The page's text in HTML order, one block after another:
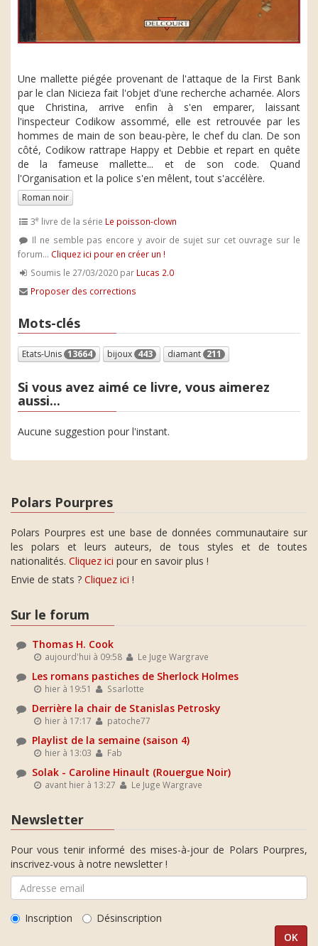
Une mallette piégée provenant de l'attaque de la First Bank
par le clan Nicieza fait l'objet d'une recherche acharnée. Alors
que Christina, arrive enfin à s'en emparer, laissant
l'inspecteur Codikow assommé, elle est retrouvée par les
hommes de main de son beau-père, le chef du clan. De son
côté, Codikow rattrape Happy et Debbie et repart en quête
de la fameuse mallette... et de son code. Quand
l'Organisation et la police s'en mêlent, tout s'accélère.
Roman noir
3e livre de la série Le poisson-clown
Il ne semble pas encore y avoir de sujet sur cet ouvrage sur le
forum... Cliquez ici pour en créer un !
Soumis le 27/03/2020 par Lucas 2.0
Proposer des corrections
Mots-clés
Etats-Unis 13664 bijoux 443 diamant 211
Si vous avez aimé ce livre, vous aimerez
aussi...
Aucune suggestion pour l'instant.
Polars Pourpres
Polars Pourpres est une base de données communautaire sur
les polars et leurs auteurs, de tous styles et de toutes
nationalités. Cliquez ici pour en savoir plus !
Envie de stats ? Cliquez ici !
Sur le forum
Thomas H. Cook
aujourd'hui à 09:58 Le Juge Wargrave
Les romans pastiches de Sherlock Holmes
hier à 19:51 Ssarlotte
Derrière la chair de Stanislas Petrosky
hier à 17:17 patoche77
Playlist de la semaine (saison 4)
hier à 13:03 Fab
Solak - Caroline Hinault (Rouergue Noir)
avant hier à 13:27 Le Juge Wargrave
Newsletter
Pour vous tenir informé des mises-à-jour de Polars Pourpres,
inscrivez-vous à notre newsletter !
Inscription Désinscription